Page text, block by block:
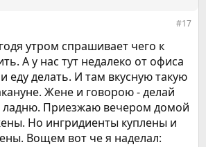
#17
утром спрашивает чего к
А у нас тут недалеко от офиса
еду делать. И там вкусную такую
Жене и говорою - делай
ладню. Приезжаю вечером домой
Но ингридиенты куплены и
Вощем вот че я наделал: